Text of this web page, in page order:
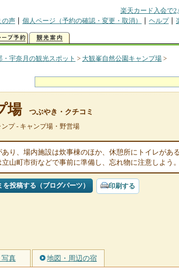
楽天カード入会で
の声
個人ページ（予約の確認・変更・取消） ヘルプ
宇奈月の観光スポット > 大観峯自然公園キャンプ場 >
場 つぶやき・クチコミ
ンプ - キャンプ場・野営場
り、場内施設は炊事棟のほか、休憩所にトイレがあ
山町市街などで事前に準備し、忘れ物に注意しよう。
投稿する（ブログパーツ） 印刷する
写真 地図・周辺の宿